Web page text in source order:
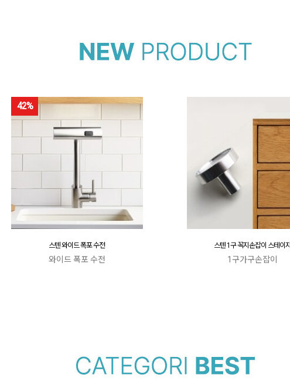
42%
스텐 와이드 폭포 수전
와이드 폭포 수전
스텐 1구 꼭지손잡이 스테이지
1구가구손잡이